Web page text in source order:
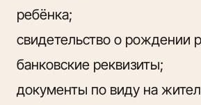
ребёнка;
свидетельство о рождении
банковские реквизиты;
документы по виду на